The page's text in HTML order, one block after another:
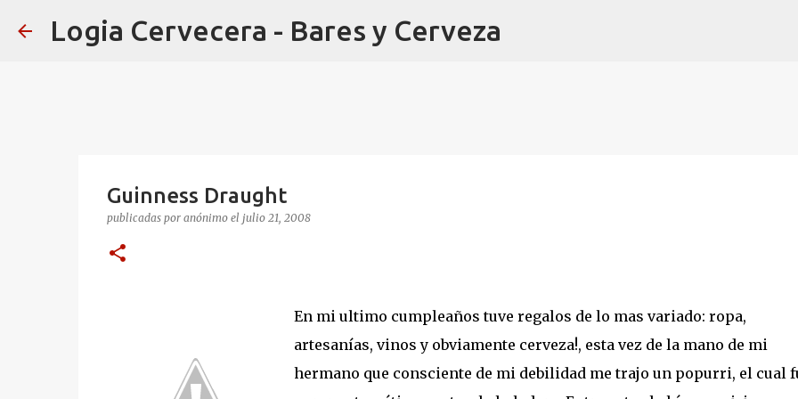
Logia Cervecera - Bares y Cerveza
Guinness Draught
publicadas por anónimo el julio 21, 2008
En mi ultimo cumpleaños tuve regalos de lo mas variado: ropa,
artesanías, vinos y obviamente cerveza!, esta vez de la mano de mi
hermano que consciente de mi debilidad me trajo un popurri, el cual